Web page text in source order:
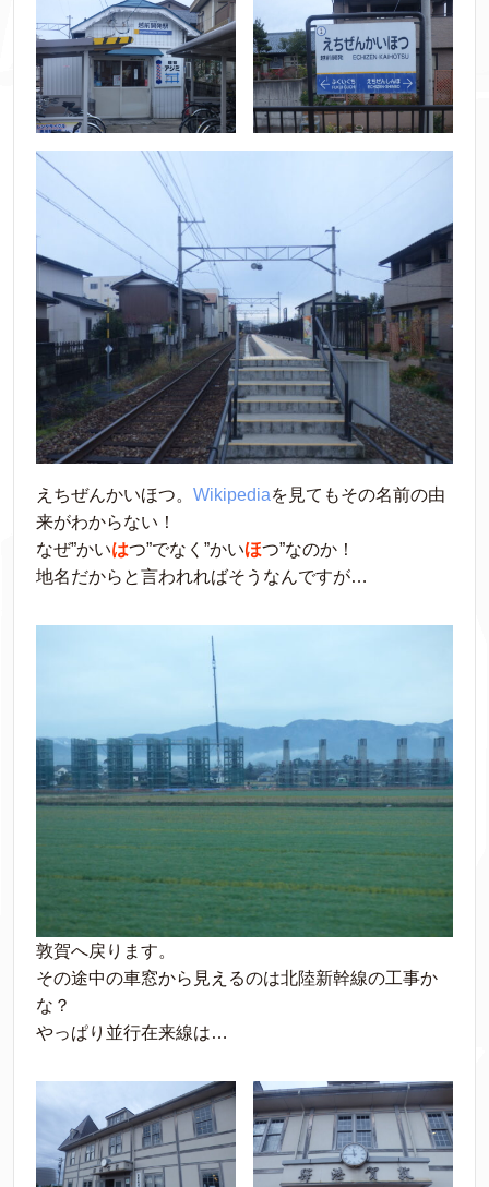
えちぜんかいほつ。 Wikipediaを見てもその名前の由
来がわからない！
なぜ”かいはつ”でなく”かいほつ”なのか！
地名だからと言われればそうなんですが…
敦賀へ戻ります。
その途中の車窓から見えるのは北陸新幹線の工事か
な？
やっぱり並行在来線は…